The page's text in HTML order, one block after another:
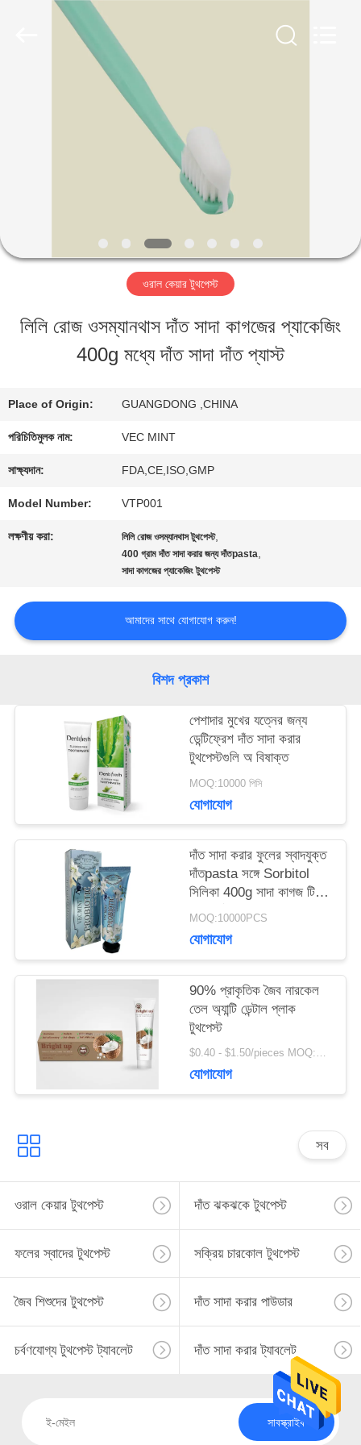
আমাদের
ভ্রমণ
যোগাযোগ
উদ্ধৃতির
আবেদন
সাইটম্যাপ
গোপনীয়তা
ওরাল কেয়ার টুথপেস্ট
লিলি রোজ ওসম্যানথাস দাঁত সাদা কাগজের প্যাকেজিং
400g মধ্যে দাঁত সাদা দাঁত প্যাস্ট
Place of Origin: GUANGDONG ,CHINA
পরিচিতিমুলক নাম: VEC MINT
সাক্ষ্যদান: FDA,CE,ISO,GMP
Model Number: VTP001
লক্ষণীয় করা: লিলি রোজ ওসম্যানথাস টুথপেস্ট,
400 গ্রাম দাঁত সাদা করার জন্য দাঁতpasta,
সাদা কাগজের প্যাকেজিং টুথপেস্ট
আমাদের সাথে যোগাযোগ করুন!
বিশদ প্রকাশ
পেশাদার মুখের যত্নের জন্য
ডেন্টিফ্রেশ দাঁত সাদা করার
টুথপেস্টগুলি অ বিষাক্ত
MOQ:10000 পিসি
যোগাযোগ
দাঁত সাদা করার ফুলের স্বাদযুক্ত
দাঁতpasta সঙ্গে Sorbitol
সিলিকা 400g সাদা কাগজ টিউব
বক্স কার্টন
MOQ:10000PCS
যোগাযোগ
90% প্রাকৃতিক জৈব নারকেল
তেল অ্যান্টি ডেন্টাল প্লাক
টুথপেস্ট
$0.40 - $1.50/pieces MOQ:240 টুকরা
যোগাযোগ
সব
ওরাল কেয়ার টুথপেস্ট দাঁত ঝকঝকে টুথপেস্ট
ফলের স্বাদের টুথপেস্ট সক্রিয় চারকোল টুথপেস্ট
জৈব শিশুদের টুথপেস্ট দাঁত সাদা করার পাউডার
চর্বণযোগ্য টুথপেস্ট ট্যাবলেট দাঁত সাদা করার ট্যাবলেট
সাবস্ক্রাইব